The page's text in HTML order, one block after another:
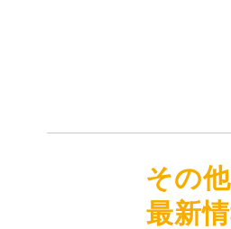
その
最新